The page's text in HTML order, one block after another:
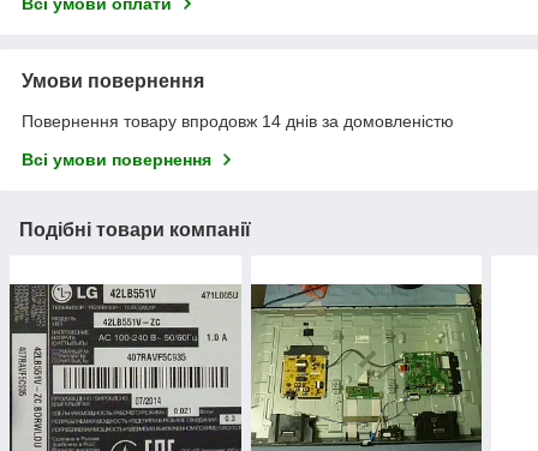
Умови повернення
Повернення товару впродовж 14 днів за домовленістю
Всі умови повернення
Подібні товари компанії